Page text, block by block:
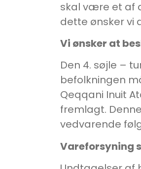
skal være et af
dette ønsker vi
Vi ønsker at
Den 4. søjle –
befolkningen
Qeqqani Inuit
fremlagt.
vedvarende
Vareforsyning